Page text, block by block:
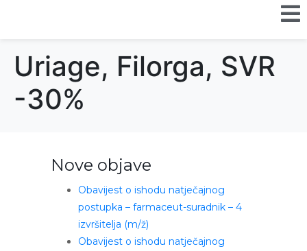
Uriage, Filorga, SVR
-30%
Nove objave
Obavijest o ishodu natječajnog
postupka – farmaceut-suradnik – 4
izvršitelja (m/ž)
Obavijest o ishodu natječajnog